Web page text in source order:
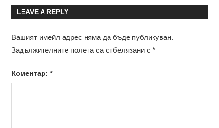
LEAVE A REPLY
Вашият имейл адрес няма да бъде публикуван.
Задължителните полета са отбелязани с *
Коментар: *